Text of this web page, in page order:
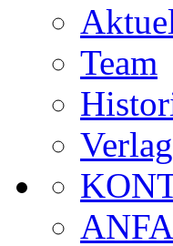
Team
Verlag